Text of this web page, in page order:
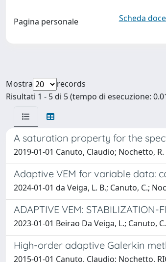
Pagina personale Scheda
Mostra
records
Risultati 1 - 5 di 5 (tempo di esecuzione:
A saturation property for the
2019-01-01 Canuto, Claudio; Nochetto, R.
Adaptive VEM for variable data:
2024-01-01 da Veiga, L. B.; Canuto, C.;
ADAPTIVE VEM: STABILIZATION-
2023-01-01 Beirao Da Veiga, L.; Canuto,
High-order adaptive Galerkin
2015-01-01 Canuto, Claudio; Nochetto,